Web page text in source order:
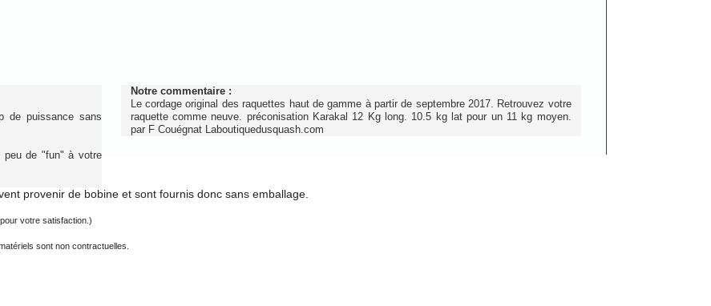
de puissance sans
peu de "fun" à votre
Notre commentaire :
Le cordage original des raquettes haut de gamme à partir de septembre 2017. Retrouvez votre
raquette comme neuve. préconisation Karakal 12 Kg long. 10.5 kg lat pour un 11 kg moyen.
par F Couégnat Laboutiquedusquash.com
provenir de bobine et sont fournis donc sans emballage.
votre satisfaction.)
sont non contractuelles.